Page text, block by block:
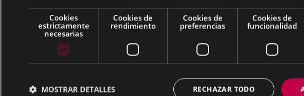
Cookies
estrictamente
necesarias
Cookies de
rendimiento
Cookies de
preferencias
Cookies de
funcionalidad
RECHAZAR TODO
MOSTRAR DETALLES